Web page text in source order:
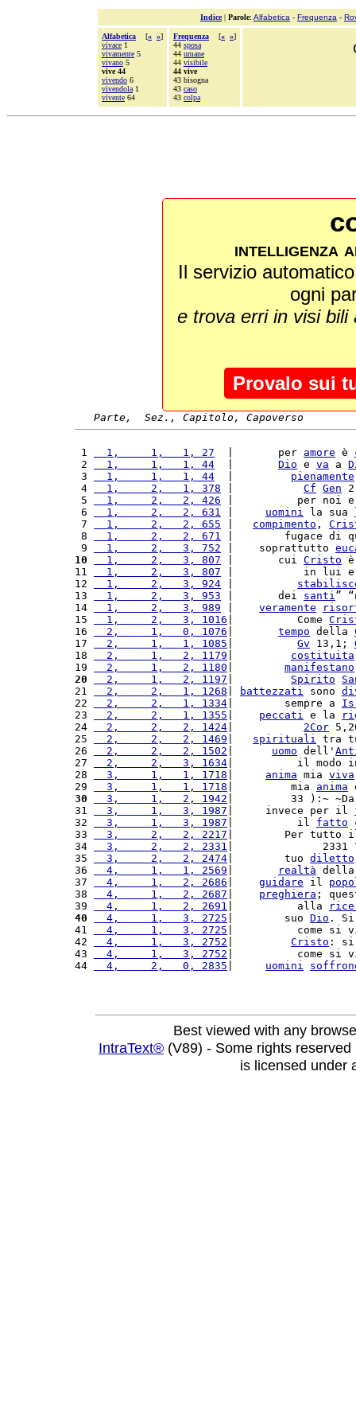
Indice| Parole: Alfabetica - Frequenza -
Alfabetica [« »]
vivace 1
vivamente 5
vivano 5
vive 44
vivendo 6
vivendola 1
vivente 64
Frequenza [« »]
44 sposa
44 umane
44 visibile
44 vive
43 bisogna
43 caso
43 colpa
intelligenza
Il servizio
ogni
e trova erri in visi
Provalo sui
Parte,  Sez., Capitolo, Capoverso
1
  1,     1,   1, 27
  |       per
amore è
2
  1,     1,   1, 44
Dio e va a
3
  1,     1,   1, 44
pienamente
4
  1,     2,   1, 378
Cf Gen
5
  1,     2,   2, 426
|          per noi
6
  1,     2,   2, 631
uomini la sua
7
  1,     2,   2, 655
compimento ,
8
  1,     2,   2, 671
|        fugace di
9
  1,     2,   3, 752
|    soprattutto
10
  1,     2,   3, 807
|       cui Cristo
11
  1,     2,   3, 807
|           in lui e
12
  1,     2,   3, 924
13
  1,     2,   3, 953
|       dei santi”
14
  1,     2,   3, 989
veramente
15
  1,     2,   3, 1016
|          Come
16
  2,     1,   0, 1076
tempo della
17
  2,     1,   1, 1085
Gv 13,1;
18
  2,     1,   2, 1179
costituita
19
  2,     1,   2, 1180
manifestano
20
  2,     1,   2, 1197
Spirito
21
  2,     2,   1, 1268
battezzati sono
22
  2,     2,   1, 1334
|        sempre a
23
  2,     2,   1, 1355
peccati e la
24
  2,     2,   2, 1424
2Cor
25
  2,     2,   2, 1469
spirituali tra
26
  2,     2,   2, 1502
uomo dell'
27
  2,     2,   3, 1634
|          il modo
28
  3,     1,   1, 1718
anima mia viva
29
  3,     1,   1, 1718
|         mia anima
30
  3,     1,   2, 1942
|         33 ):~
31
  3,     1,   3, 1987
|     invece per il
32
  3,     1,   3, 1987
|          il fatto
33
  3,     2,   2, 2217
|        Per tutto
34
  3,     2,   2, 2331
|              2331
35
  3,     2,   2, 2474
|        tuo diletto
36
  4,     1,   1, 2569
realtà
37
  4,     1,   2, 2686
guidare il
38
  4,     1,   2, 2687
preghiera ;
39
  4,     1,   2, 2691
|          alla
40
  4,     1,   3, 2725
|        suo Dio .
41
  4,     1,   3, 2725
|          come si
42
  4,     1,   3, 2752
Cristo :
43
  4,     1,   3, 2752
|          come si
44
  4,     2,   0, 2835
uomini
Best viewed with any
IntraText® (V89) - Some rights
is licensed under